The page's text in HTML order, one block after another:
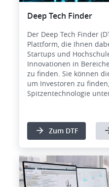
Deep Tech Finder
Der Deep Tech Finder
Plattform, die Ihnen
Startups und
Innovationen in
zu finden. Sie können
um Investoren zu
Spitzentechnologie
Zum DTF
Bild